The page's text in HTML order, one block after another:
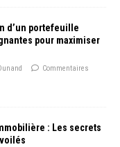
d’un portefeuille
pour maximiser
Commentaires
: Les secrets